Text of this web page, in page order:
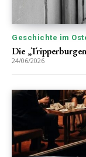
Geschichte im
Die
24/06/2026